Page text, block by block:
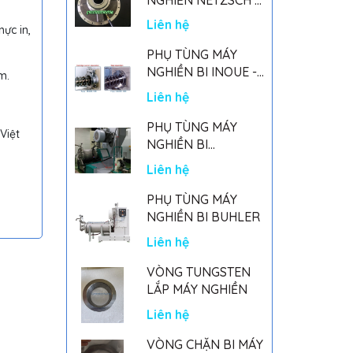
in,
GERMANY
Liên hệ
PHỤ TÙNG MÁY
NGHIỀN BI INOUE -
PARTS FOR MHGII-
50 MIGHTY MILL
MARK II
Liên hệ
PHỤ TÙNG MÁY
NGHIỀN BI
NETSZCH
Liên hệ
PHỤ TÙNG MÁY
NGHIỀN BI BUHLER
Liên hệ
VÒNG TUNGSTEN
LẮP MÁY NGHIỀN
Liên hệ
VÒNG CHẶN BI MÁY